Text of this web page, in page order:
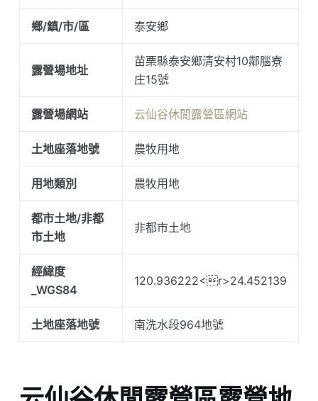
鄉/鎮/市/區 泰安鄉
露營場地址
苗栗縣泰安鄉清安村10鄰腦寮
庄15號
露營場網站 云仙谷休閒露營區網站
土地座落地號 農牧用地
用地類別 農牧用地
都市土地/非都
市土地
非都市土地
經緯度
_WGS84
120.936222<r>24.452139
土地座落地號 南洗水段964地號